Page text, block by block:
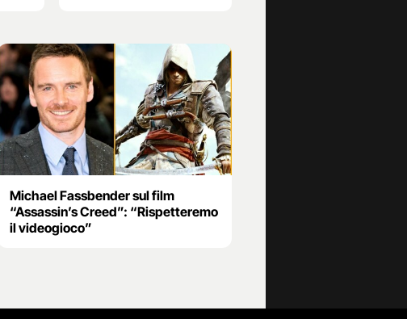
Michael Fassbender sul film
“Assassin’s Creed”: “Rispetteremo
il videogioco”